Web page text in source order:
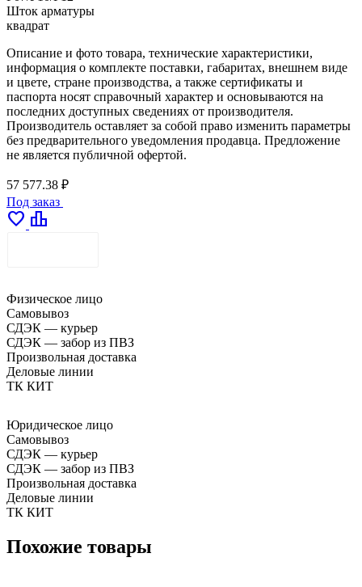
Шток арматуры
квадрат
Описание и фото товара, технические характеристики,
информация о комплекте поставки, габаритах, внешнем виде
и цвете, стране производства, а также сертификаты и
паспорта носят справочный характер и основываются на
последних доступных сведениях от производителя.
Производитель оставляет за собой право изменить параметры
без предварительного уведомления продавца. Предложение
не является публичной офертой.
57 577.38 ₽
Под заказ
favorite leaderboard
Физическое лицо
Самовывоз
СДЭК — курьер
СДЭК — забор из ПВЗ
Произвольная доставка
Деловые линии
ТК КИТ
Юридическое лицо
Самовывоз
СДЭК — курьер
СДЭК — забор из ПВЗ
Произвольная доставка
Деловые линии
ТК КИТ
Похожие товары